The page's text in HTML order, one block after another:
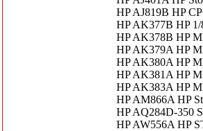
HP AJ819B HP
HP AK377B HP
HP AK378B HP
HP AK379A HP
HP AK380A HP
HP AK381A HP
HP AK383A HP
HP AM866A HP
HP AQ284D-350
HP AW556A HP